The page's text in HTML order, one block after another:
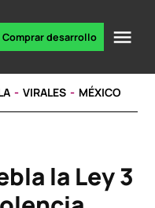
Comprar desarrollo
VIRALES MÉXICO
la Ley 3